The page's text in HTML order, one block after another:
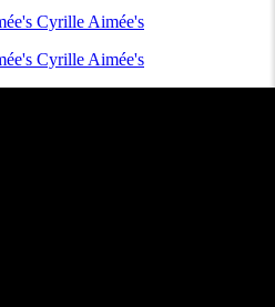
Cyrille Aimée's
Cyrille Aimée's